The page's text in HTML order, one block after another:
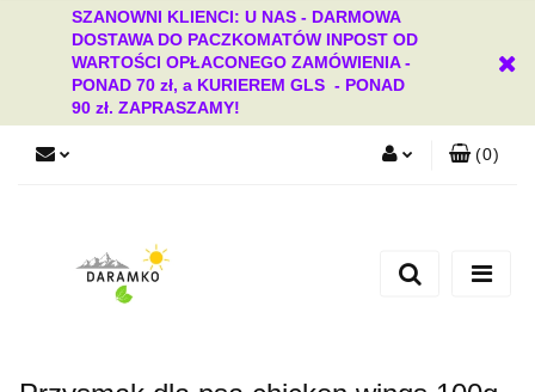
SZANOWNI KLIENCI: U NAS - DARMOWA
DOSTAWA DO PACZKOMATÓW INPOST OD
WARTOŚCI OPŁACONEGO ZAMÓWIENIA -
PONAD 70 zł, a KURIEREM GLS - PONAD
90 zł. ZAPRASZAMY!
Dodaj zgłoszenie
(0)